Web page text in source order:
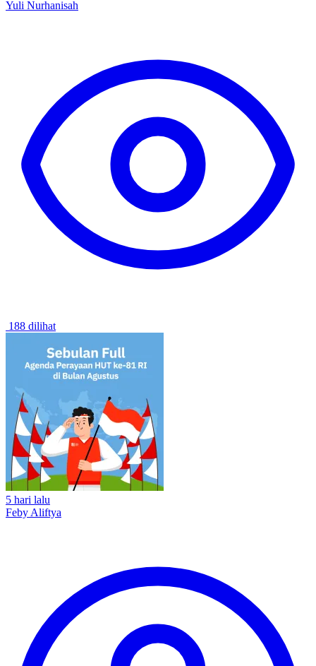
Yuli Nurhanisah
188 dilihat
5 hari lalu
Feby Aliftya